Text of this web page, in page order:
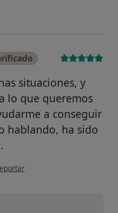
situaciones, y
lo que queremos
a conseguir
hablando, ha sido
opinión del usuario Javi